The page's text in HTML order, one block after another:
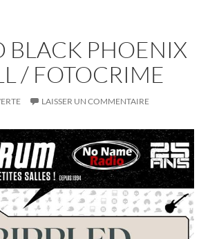
BLACK PHOENIX
/ FOTOCRIME
LAISSER UN COMMENTAIRE